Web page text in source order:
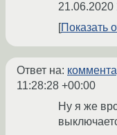
21.06.2020
Показать
Ответ на:
11:28:28 +00:00
Ну я же